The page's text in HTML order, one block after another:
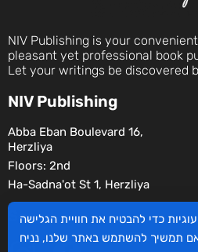
NIV Publishing is your
pleasant yet professional book
Let your writings be discovered
NIV Publishing
Abba Eban Boulevard 16,
Herzliya
Floors: 2nd
Ha-Sadna'ot St 1, Herzliya
Social
כדי להבטיח את חוויית הגלישה
תמשיך להשתמש באתר שלנו, נניח